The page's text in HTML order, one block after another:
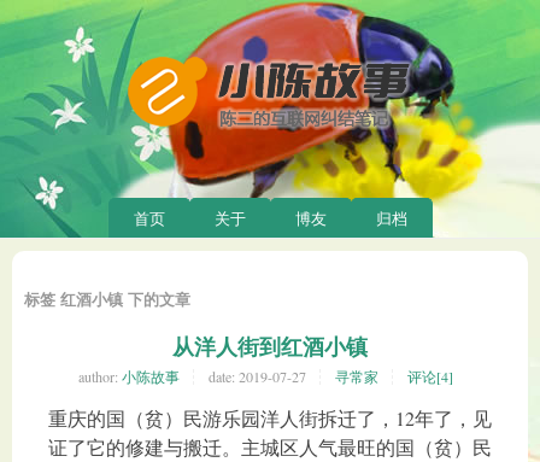
首页 关于 博友 归档
标签 红酒小镇 下的文章
从洋人街到红酒小镇
author: 小陈故事 date: 2019-07-27 寻常家 评论[4]
重庆的国（贫）民游乐园洋人街拆迁了，12年了，见
证了它的修建与搬迁。主城区人气最旺的国（贫）民